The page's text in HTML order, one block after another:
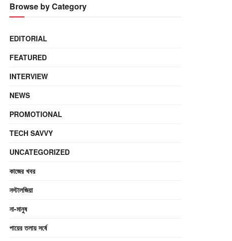
Browse by Category
EDITORIAL
FEATURED
INTERVIEW
NEWS
PROMOTIONAL
TECH SAVVY
UNCATEGORIZED
কাজের খবর
নস্টালজিয়া
না-মানুষ
পায়ের তলায় সর্ষে